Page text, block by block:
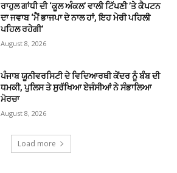
ਰਾਹੁਲ ਗਾਂਧੀ ਦੀ ‘ਕੂਲ ਅੰਕਲ’ ਵਾਲੀ ਟਿੱਪਣੀ ’ਤੇ ਕੈਪਟਨ
ਦਾ ਜਵਾਬ ‘ਮੈਂ ਭਾਜਪਾ ਦੇ ਨਾਲ ਹਾਂ, ਇਹ ਮੇਰੀ ਪਹਿਲੀ
ਪਹਿਲ ਰਹੇਗੀ’
August 8, 2026
ਪੰਜਾਬ ਯੂਨੀਵਰਸਿਟੀ ਦੇ ਵਿਦਿਆਰਥੀ ਕੇਂਦਰ ਨੂੰ ਬੰਬ ਦੀ
ਧਮਕੀ, ਪੁਲਿਸ ਤੇ ਸੁਰੱਖਿਆ ਏਜੰਸੀਆਂ ਨੇ ਸੰਭਾਲਿਆ
ਮੋਰਚਾ
August 8, 2026
Load more